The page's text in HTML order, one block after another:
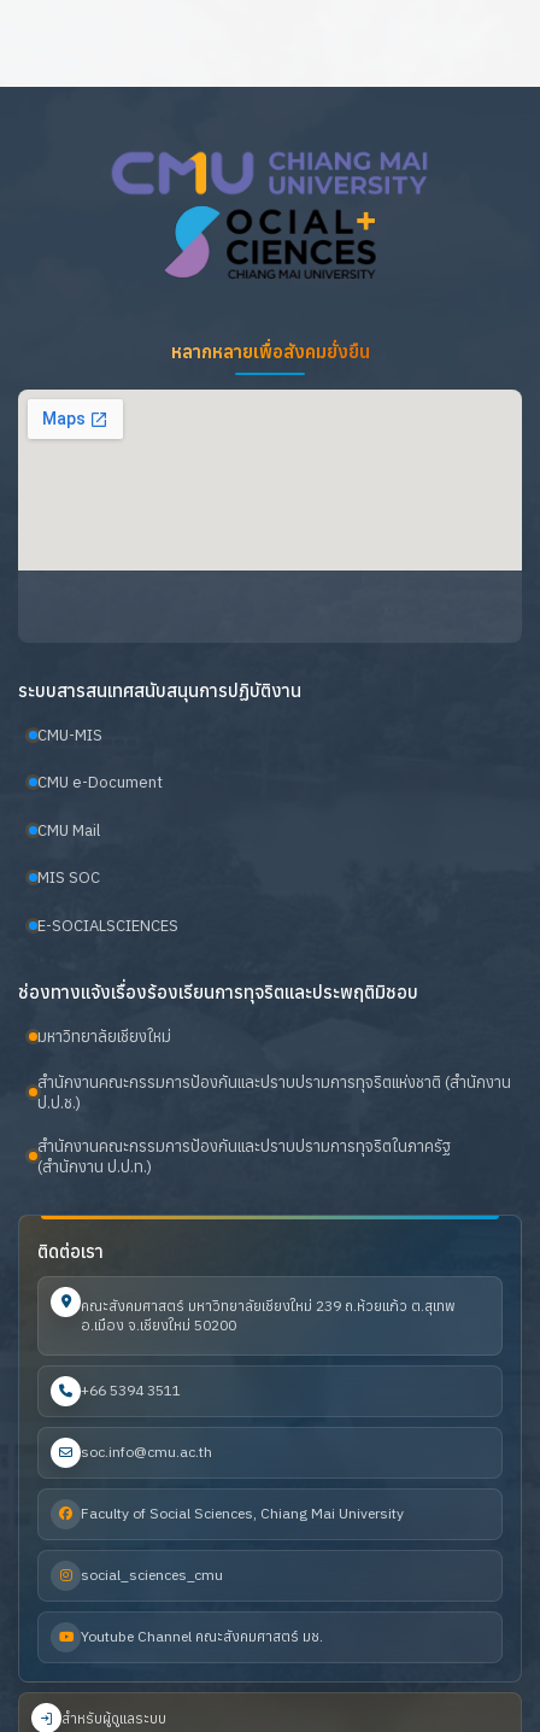
หลากหลายเพื่อสังคมยั่งยืน
ระบบสารสนเทศสนับสนุนการปฏิบัติงาน
CMU-MIS
CMU e-Document
CMU Mail
MIS SOC
E-SOCIALSCIENCES
ช่องทางแจ้งเรื่องร้องเรียนการทุจริตและประพฤติมิชอบ
มหาวิทยาลัยเชียงใหม่
สำนักงานคณะกรรมการป้องกันและปราบปรามการทุจริตแห่งชาติ (สำนักงาน
ป.ป.ช.)
สำนักงานคณะกรรมการป้องกันและปราบปรามการทุจริตในภาครัฐ
(สำนักงาน ป.ป.ท.)
ติดต่อเรา
คณะสังคมศาสตร์ มหาวิทยาลัยเชียงใหม่ 239 ถ.ห้วยแก้ว ต.สุเทพ
อ.เมือง จ.เชียงใหม่ 50200
+66 5394 3511
soc.info@cmu.ac.th
Faculty of Social Sciences, Chiang Mai University
social_sciences_cmu
Youtube Channel คณะสังคมศาสตร์ มช.
สำหรับผู้ดูแลระบบ